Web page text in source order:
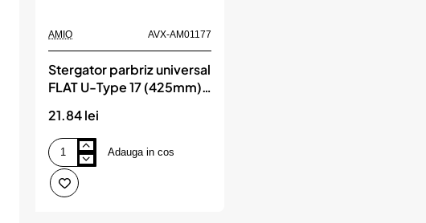
AMIO AVX-AM01177
Stergator parbriz universal
FLAT U-Type 17 (425mm),
21.84 lei
Stergator
parbriz
universal
FLAT
Adauga in cos